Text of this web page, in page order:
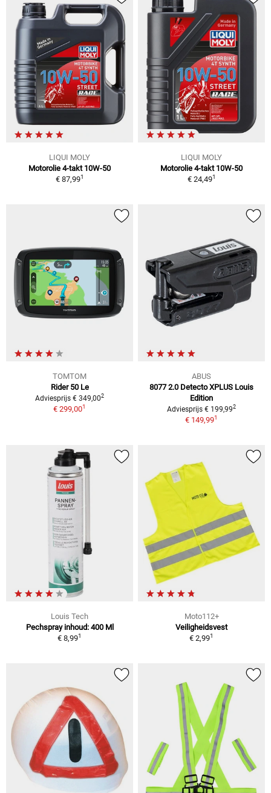
LIQUI MOLY
Motorolie 4-takt 10W-50
€ 87,991
LIQUI MOLY
Motorolie 4-takt 10W-50
€ 24,491
TOMTOM
Rider 50 Le
Adviesprijs € 349,002
€ 299,001
ABUS
8077 2.0 Detecto XPLUS Louis
Edition
Adviesprijs € 199,992
€ 149,991
Louis Tech
Pechspray inhoud: 400 Ml
€ 8,991
Moto112+
Veiligheidsvest
€ 2,991